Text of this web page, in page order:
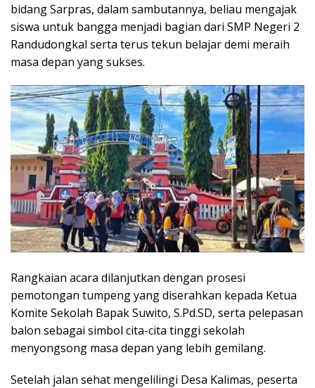
bidang Sarpras, dalam sambutannya, beliau mengajak
siswa untuk bangga menjadi bagian dari SMP Negeri 2
Randudongkal serta terus tekun belajar demi meraih
masa depan yang sukses.
Rangkaian acara dilanjutkan dengan prosesi
pemotongan tumpeng yang diserahkan kepada Ketua
Komite Sekolah Bapak Suwito, S.Pd.SD, serta pelepasan
balon sebagai simbol cita-cita tinggi sekolah
menyongsong masa depan yang lebih gemilang.
Setelah jalan sehat mengelilingi Desa Kalimas, peserta